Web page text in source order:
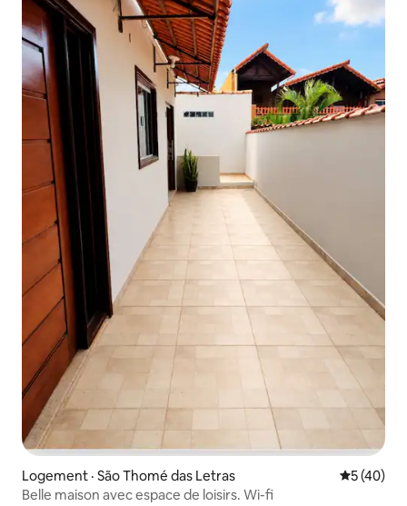
Logement · São Thomé das Letras Note
5 (40)
Belle maison avec espace de loisirs. Wi-fi